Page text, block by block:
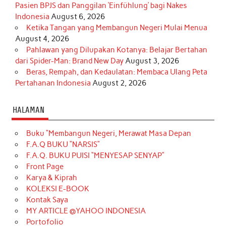
Pasien BPJS dan Panggilan ‘Einfühlung’ bagi Nakes
Indonesia August 6, 2026
Ketika Tangan yang Membangun Negeri Mulai Menua
August 4, 2026
Pahlawan yang Dilupakan Kotanya: Belajar Bertahan
dari Spider-Man: Brand New DayAugust 3, 2026
Beras, Rempah, dan Kedaulatan: Membaca Ulang Peta
Pertahanan Indonesia August 2, 2026
HALAMAN
Buku “Membangun Negeri, Merawat Masa Depan
F.A.Q BUKU “NARSIS”
F.A.Q. BUKU PUISI “MENYESAP SENYAP”
Front Page
Karya & Kiprah
KOLEKSI E-BOOK
Kontak Saya
MY ARTICLE @YAHOO INDONESIA
Portofolio